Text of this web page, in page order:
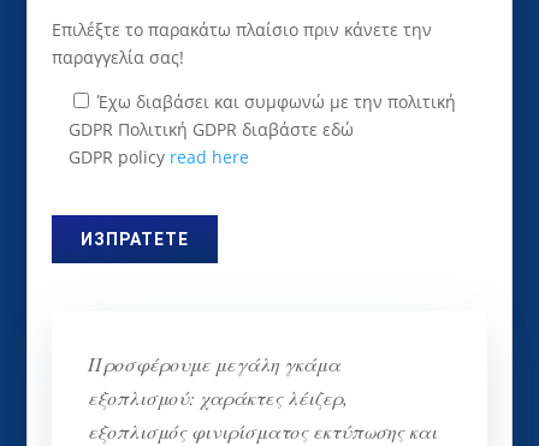
Επιλέξτε το παρακάτω πλαίσιο πριν κάνετε την
παραγγελία σας!
Έχω διαβάσει και συμφωνώ με την πολιτική
GDPR Πολιτική GDPR διαβάστε εδώ
GDPR policy read here
Προσφέρουμε μεγάλη γκάμα
εξοπλισμού: χαράκτες λέιζερ,
εξοπλισμός φινιρίσματος εκτύπωσης και